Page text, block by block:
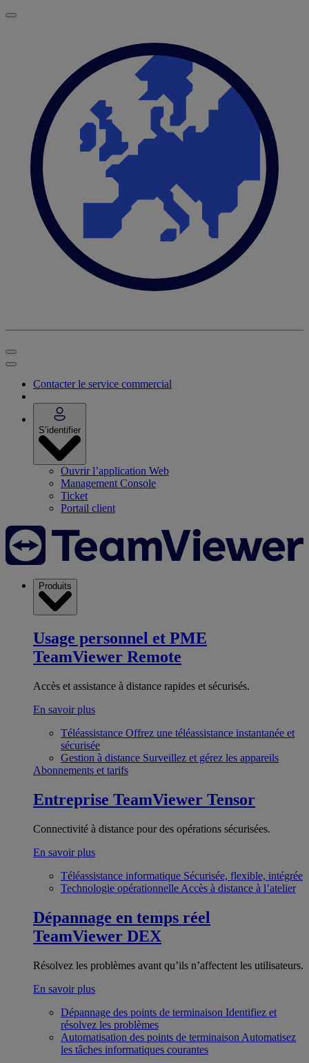
Contacter le service commercial
S’identifier
Ouvrir l’application Web
Management Console
Ticket
Portail client
Produits
Usage personnel et PME
TeamViewer Remote
Accès et assistance à distance rapides et sécurisés.
En savoir plus
Téléassistance Offrez une téléassistance instantanée et
sécurisée
Gestion à distance Surveillez et gérez les appareils
Abonnements et tarifs
Entreprise TeamViewer Tensor
Connectivité à distance pour des opérations sécurisées.
En savoir plus
Téléassistance informatique Sécurisée, flexible, intégrée
Technologie opérationnelle Accès à distance à l’atelier
Dépannage en temps réel
TeamViewer DEX
Résolvez les problèmes avant qu’ils n’affectent les utilisateurs.
En savoir plus
Dépannage des points de terminaison Identifiez et
résolvez les problèmes
Automatisation des points de terminaison Automatisez
les tâches informatiques courantes